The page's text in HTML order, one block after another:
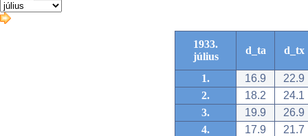
1933.
július
d_ta d_tx
1. 16.9
22.9
2.
18.2
24.1
3.
19.9
26.9
4.
17.9
21.7